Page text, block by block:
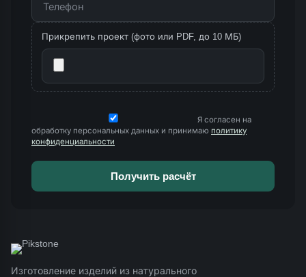
Прикрепить проект (фото или PDF, до 10 МБ)
Я согласен на
обработку персональных данных и принимаю политику
конфиденциальности
Изготовление изделий из натурального